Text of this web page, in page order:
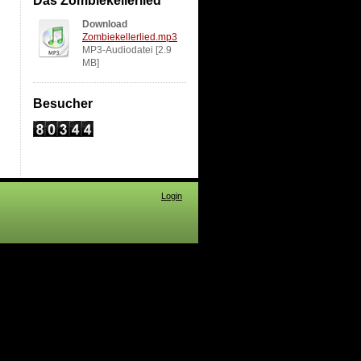
Download
Zombiekellerlied.mp3
MP3-Audiodatei [2.9
MB]
Besucher
Login